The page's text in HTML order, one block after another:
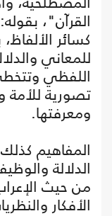
القرآن"،
كسائر
للمعاني
اللفظي
تصورية للأمة
ومعرفتها.
المفاهيم
الدلالة
من حيث
الأفكار